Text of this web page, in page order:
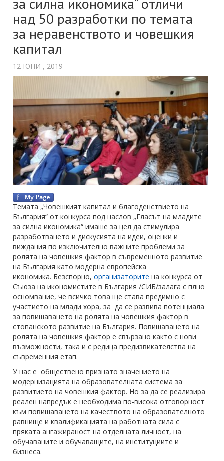
за силна икономика“ отличи
над 50 разработки по темата
за неравенството и човешкия
капитал
12 ЮНИ , 2019
Темата „Човешкият капитал и благоденствието на
България“ от конкурса под наслов „Гласът на младите
за силна икономика“ имаше за цел да стимулира
разработването и дискусията на идеи, оценки и
виждания по изключително важните проблеми за
ролята на човешкия фактор в съвременното развитие
на България като модерна европейска
икономика. Безспорно, организаторите на конкурса от
Съюза на икономистите в България /СИБ/залага с плно
осномвание, че всичко това ще става предимно с
участието на млади хора, за да се развива потенциала
за повишаването на ролята на човешкия фактор в
стопанското развитие на България. Повишаването на
ролята на човешкия фактор е свързано както с нови
възможности, така и с редица предизвикателства на
съвременния етап.
У нас е обществено признато значението на
модернизацията на образователната система за
развитието на човешкия фактор. Но за да се реализира
реален напредък е необходима по-висока отговорност
към повишаването на качеството на образователното
равнище и квалификацията на работната сила с
пряката ангажираност на отделната личност, на
обучаваните и обучаващите, на институциите и
бизнеса.